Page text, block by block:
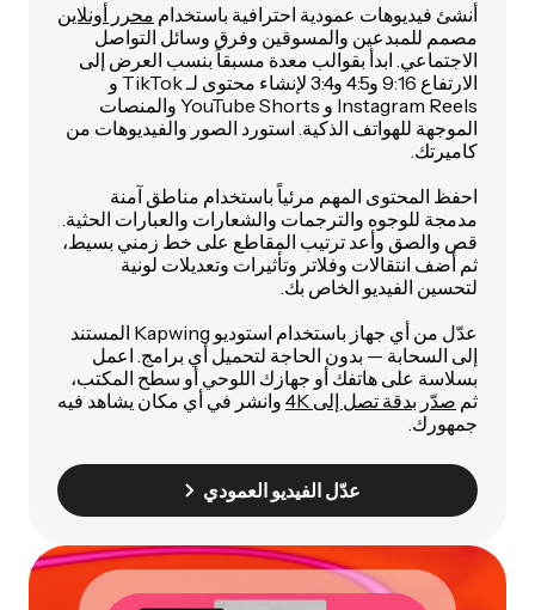
أنشئ فيديوهات عمودية احترافية باستخدام محرر أونلاين
مصمم للمبدعين والمسوقين وفرق وسائل التواصل
الاجتماعي. ابدأ بقوالب معدة مسبقاً بنسب العرض إلى
الارتفاع 9:16 و4:5 و3:4 لإنشاء محتوى لـ TikTok و
Instagram Reels و YouTube Shorts والمنصات
الموجهة للهواتف الذكية. استورد الصور والفيديوهات من
كاميرتك.
احفظ المحتوى المهم مرئياً باستخدام مناطق آمنة
مدمجة للوجوه والترجمات والشعارات والعبارات الحثية.
قص والصق وأعد ترتيب المقاطع على خط زمني بسيط،
ثم أضف انتقالات وفلاتر وتأثيرات وتعديلات لونية
لتحسين الفيديو الخاص بك.
عدّل من أي جهاز باستخدام استوديو Kapwing المستند
إلى السحابة — بدون الحاجة لتحميل أي برامج. اعمل
بسلاسة على هاتفك أو جهازك اللوحي أو سطح المكتب،
ثم صدّر بدقة تصل إلى 4K
وانشر في أي مكان يشاهد فيه
جمهورك.
عدّل الفيديو العمودي